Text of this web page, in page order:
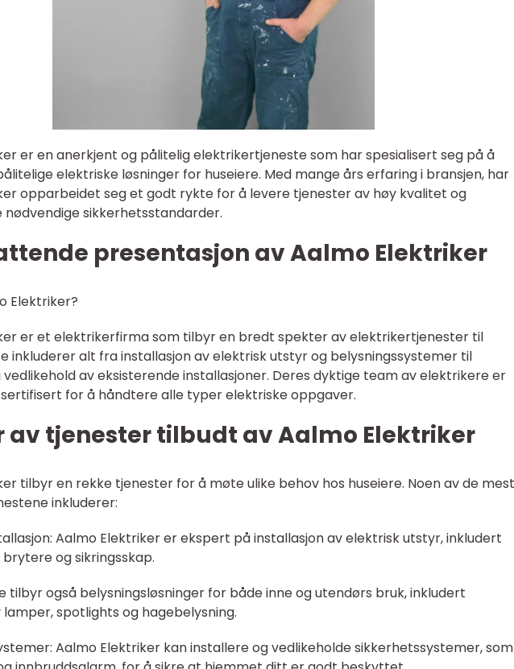
er en anerkjent og pålitelig elektrikertjeneste som har spesialisert seg på å
elektriske løsninger for huseiere. Med mange års erfaring i bransjen, har
opparbeidet seg et godt rykte for å levere tjenester av høy kvalitet og
nødvendige sikkerhetsstandarder.
presentasjon av Aalmo Elektriker
Elektriker?
er et elektrikerfirma som tilbyr en bredt spekter av elektrikertjenester til
inkluderer alt fra installasjon av elektrisk utstyr og belysningssystemer til
av eksisterende installasjoner. Deres dyktige team av elektrikere er
for å håndtere alle typer elektriske oppgaver.
av tjenester tilbudt av Aalmo Elektriker
tilbyr en rekke tjenester for å møte ulike behov hos huseiere. Noen av de mest
inkluderer:
Aalmo Elektriker er ekspert på installasjon av elektrisk utstyr, inkludert
og sikringsskap.
tilbyr også belysningsløsninger for både inne og utendørs bruk, inkludert
lamper, spotlights og hagebelysning.
Aalmo Elektriker kan installere og vedlikeholde sikkerhetssystemer, som